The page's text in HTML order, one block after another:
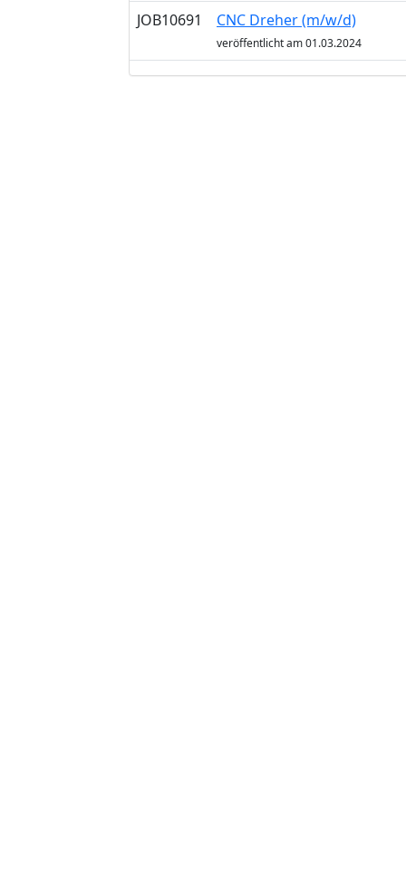
JOB10691 CNC Dreher (m/w/d)
veröffentlicht am 01.03.2024